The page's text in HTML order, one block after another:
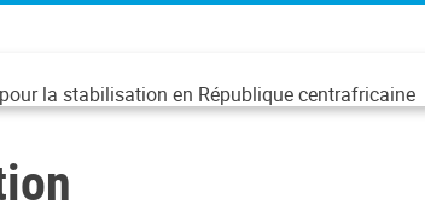
la stabilisation en République centrafricaine